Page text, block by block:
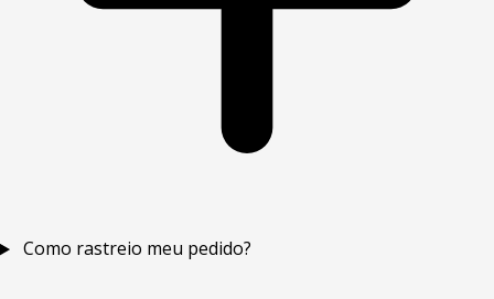
Como rastreio meu pedido?